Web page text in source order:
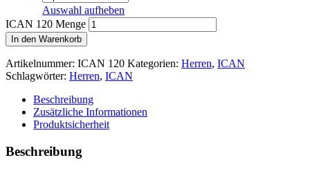
Auswahl aufheben
ICAN 120 Menge
In den Warenkorb
Artikelnummer: ICAN 120 Kategorien: Herren, ICAN
Schlagwörter: Herren, ICAN
Beschreibung
Zusätzliche Informationen
Produktsicherheit
Beschreibung